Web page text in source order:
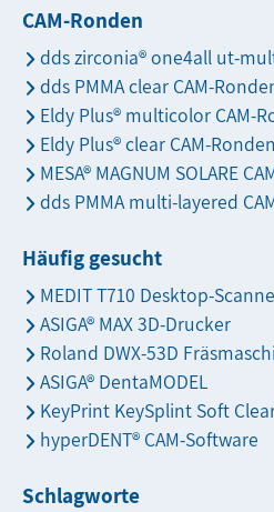
CAM-Ronden
dds zirconia® one4all ut-
dds PMMA clear CAM-
Eldy Plus® multicolor CAM-
Eldy Plus® clear CAM-Ronden
MESA® MAGNUM SOLARE
dds PMMA multi-layered
Häufig gesucht
MEDIT T710 Desktop-
ASIGA® MAX 3D-Drucker
Roland DWX-53D
ASIGA® DentaMODEL
KeyPrint KeySplint Soft
hyperDENT® CAM-Software
Schlagworte